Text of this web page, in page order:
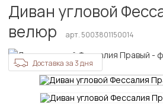
Диван угловой
велюр
арт. 5003801150014
Доставка за 3 дня